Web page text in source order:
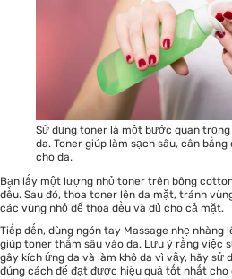
Sử dụng toner là một bước quan
da. Toner giúp làm sạch sâu, cân
cho da.
Bạn lấy một lượng nhỏ toner trên bông
đều. Sau đó, thoa toner lên da mặt, tránh
các vùng nhỏ để thoa đều và đủ cho cả mặt.
Tiếp đến, dùng ngón tay Massage nhẹ
giúp toner thấm sâu vào da. Lưu ý rằng việc
gây kích ứng da và làm khô da vì vậy, hãy sử
đúng cách để đạt được hiệu quả tốt nhất cho